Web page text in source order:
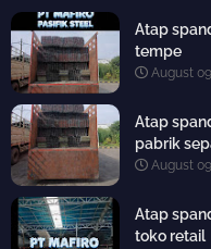
Atap
tempe
August
Atap
pabrik
August
Atap
toko retail